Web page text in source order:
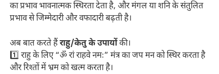
का प्रभाव भावनात्मक स्थिरता देता है, और मंगल या शनि के संतुलित
प्रभाव से जिम्मेदारी और वफादारी बढ़ती है।
अब बात करते हैंराहु/केतु के उपायोंकी।
1️⃣ राहु के लिए “ॐ रां राहवे नमः” मंत्र का जप मन को स्थिर करता है
और रिश्तों में भ्रम को खत्म करता है।